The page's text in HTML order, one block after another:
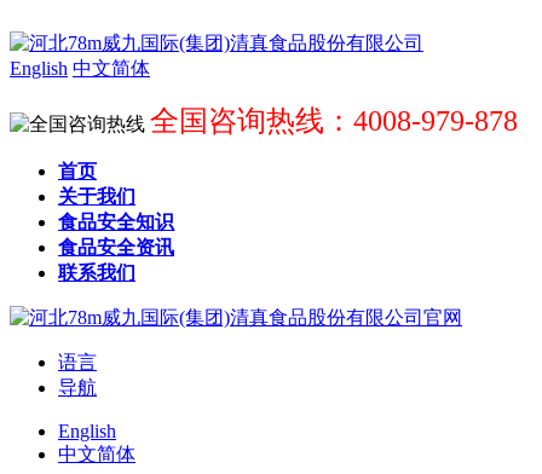
English 中文简体
全国咨询热线：4008-979-878
首页
关于我们
食品安全知识
食品安全资讯
联系我们
语言
导航
English
中文简体